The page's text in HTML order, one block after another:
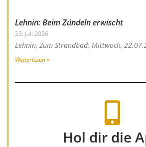
Lehnin: Beim Zündeln erwischt
23. Juli 2026
Lehnin, Zum Strandbad; Mittwoch,
Weiterlesen »
Hol dir die